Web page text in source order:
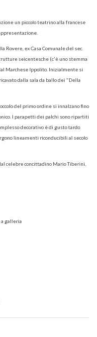
un piccolo teatrino alla francese
Rovere, ex Casa Comunale del sec.
seicentesche (c'è uno stemma
Marchese Ippolito. Inizialmente si
dalla sala da ballo dei "Della
del primo ordine si innalzano fino
I parapetti dei palchi sono ripartiti
decorativo è di gusto tardo
lineamenti riconducibili al secolo
celebre concittadino Mario Tiberini,
a galleria